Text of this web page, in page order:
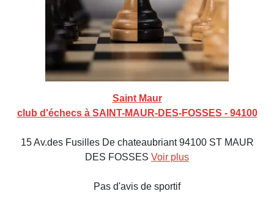
Saint Maur
club d'échecs à SAINT-MAUR-DES-FOSSES - 94100
15 Av.des Fusilles De chateaubriant 94100 ST MAUR
DES FOSSES Voir plus
Pas d'avis de sportif